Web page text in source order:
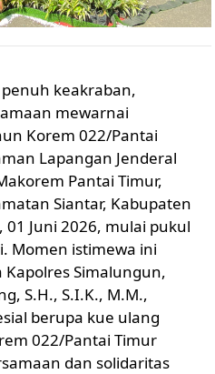
penuh keakraban,
mewarnai
Korem 022/Pantai
Lapangan Jenderal
Pantai Timur,
Siantar, Kabupaten
Juni 2026, mulai pukul
Momen istimewa ini
Simalungun,
S.H., S.I.K., M.M.,
berupa kue ulang
022/Pantai Timur
dan solidaritas